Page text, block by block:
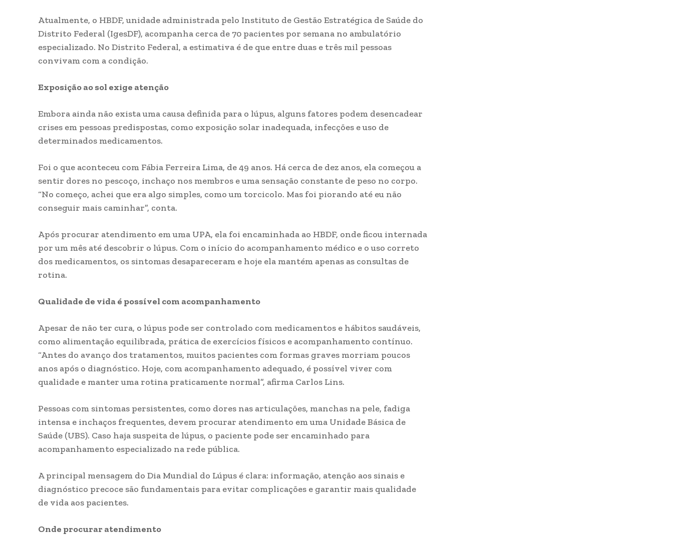
Atualmente, o HBDF, unidade administrada pelo Instituto de Gestão Estratégica de Saúde do
Distrito Federal (IgesDF), acompanha cerca de 70 pacientes por semana no ambulatório
especializado. No Distrito Federal, a estimativa é de que entre duas e três mil pessoas
convivam com a condição.
Exposição ao sol exige atenção
Embora ainda não exista uma causa definida para o lúpus, alguns fatores podem desencadear
crises em pessoas predispostas, como exposição solar inadequada, infecções e uso de
determinados medicamentos.
Foi o que aconteceu com Fábia Ferreira Lima, de 49 anos. Há cerca de dez anos, ela começou a
sentir dores no pescoço, inchaço nos membros e uma sensação constante de peso no corpo.
“No começo, achei que era algo simples, como um torcicolo. Mas foi piorando até eu não
conseguir mais caminhar”, conta.
Após procurar atendimento em uma UPA, ela foi encaminhada ao HBDF, onde ficou internada
por um mês até descobrir o lúpus. Com o início do acompanhamento médico e o uso correto
dos medicamentos, os sintomas desapareceram e hoje ela mantém apenas as consultas de
rotina.
Qualidade de vida é possível com acompanhamento
Apesar de não ter cura, o lúpus pode ser controlado com medicamentos e hábitos saudáveis,
como alimentação equilibrada, prática de exercícios físicos e acompanhamento contínuo.
“Antes do avanço dos tratamentos, muitos pacientes com formas graves morriam poucos
anos após o diagnóstico. Hoje, com acompanhamento adequado, é possível viver com
qualidade e manter uma rotina praticamente normal”, afirma Carlos Lins.
Pessoas com sintomas persistentes, como dores nas articulações, manchas na pele, fadiga
intensa e inchaços frequentes, devem procurar atendimento em uma Unidade Básica de
Saúde (UBS). Caso haja suspeita de lúpus, o paciente pode ser encaminhado para
acompanhamento especializado na rede pública.
A principal mensagem do Dia Mundial do Lúpus é clara: informação, atenção aos sinais e
diagnóstico precoce são fundamentais para evitar complicações e garantir mais qualidade
de vida aos pacientes.
Onde procurar atendimento